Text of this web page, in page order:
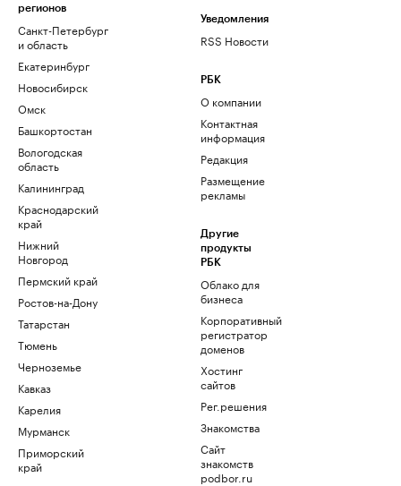
регионов
Санкт-Петербург
и область
Екатеринбург
Новосибирск
Омск
Башкортостан
Вологодская
область
Калининград
Краснодарский
край
Нижний
Новгород
Пермский край
Ростов-на-Дону
Татарстан
Тюмень
Черноземье
Кавказ
Карелия
Мурманск
Приморский
край
Уведомления
RSS Новости
РБК
О компании
Контактная
информация
Редакция
Размещение
рекламы
Другие
продукты
РБК
Облако для
бизнеса
Корпоративный
регистратор
доменов
Хостинг
сайтов
Рег.решения
Знакомства
Сайт
знакомств
podbor.ru